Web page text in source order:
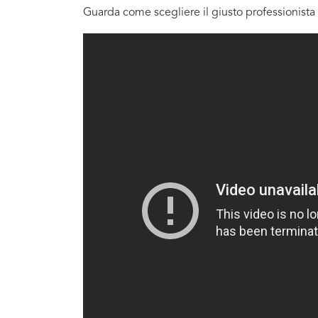
Guarda come scegliere il giusto professionista